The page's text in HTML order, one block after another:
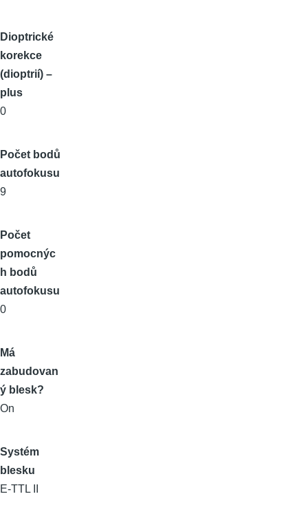
Dioptrické
korekce
(dioptrií) –
plus
0
Počet bodů
autofokusu
9
Počet
pomocnýc
h bodů
autofokusu
0
Má
zabudovan
ý blesk?
On
Systém
blesku
E-TTL II